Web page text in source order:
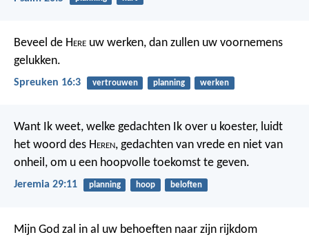
Beveel de Here uw werken, dan zullen uw voornemens
gelukken.
Spreuken 16:3 vertrouwen planning werken
Want Ik weet, welke gedachten Ik over u koester, luidt
het woord des Heren, gedachten van vrede en niet van
onheil, om u een hoopvolle toekomst te geven.
Jeremia 29:11 planning hoop beloften
Mijn God zal in al uw behoeften naar zijn rijkdom